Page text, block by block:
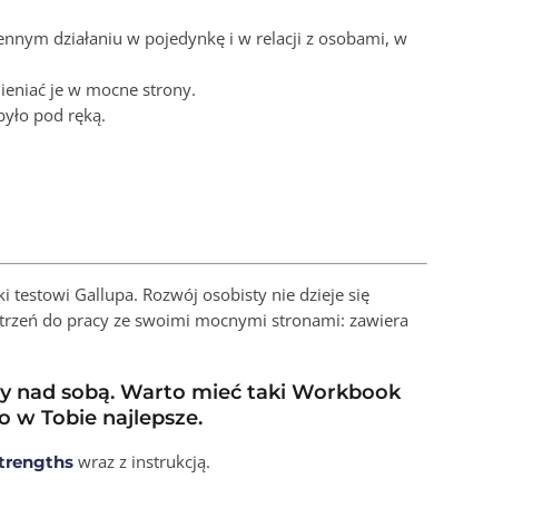
działaniu w pojedynkę i w relacji z osobami, w
je w mocne strony.
pod ręką.
testowi Gallupa. Rozwój osobisty nie dzieje się
do pracy ze swoimi mocnymi stronami: zawiera
nad sobą. Warto mieć taki Workbook
w Tobie najlepsze.
wraz z instrukcją.